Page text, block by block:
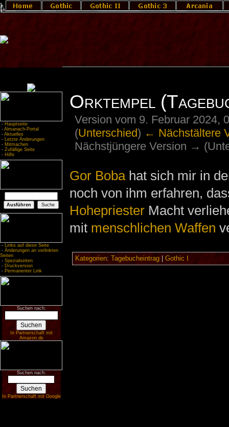
- Hauptseite
- Almanach-Portal
- Aktuelles
- Letzte Änderungen
- Mitmachen
- Zufällige Seite
- Hilfe
- Links auf diese Seite
- Änderungen an verlinkten
Seiten
- Spezialseiten
- Druckversion
- Permanenter Link
Suchen nach:
In Partnerschaft mit
Amazon.de
Suchen nach:
In Partnerschaft mit Google
Orktempel
Version vom 9. Februar 2024,
(Unterschied) ← Nächstältere
Nächstjüngere Version →
Gor Bobahat sich mir in
noch von ihm erfahren,
HohepriesterMacht
mit menschlichen Waffen
Kategorien: Tagebucheintrag| Gothic I